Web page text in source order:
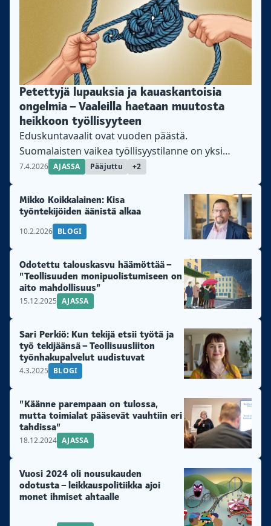
on hankalaa löytää töitä, jolloin työttömyys voi
Petettyjä lupauksia ja kauaskantoisia
ongelmia – Vaaleilla haetaan muutosta
heikkoon työllisyyteen
Eduskuntavaalit ovat vuoden päästä.
Suomalaisten vaikea työllisyystilanne on yksi
vaalien keskeisistä teemoista. Asiantuntijat ja
solmun avaamiseen. Tästä on kyse
Eduskuntavaalit järjestetään huhtikuussa 2027.
Yksi vaalien kärkiteemoista on työllisyys.
Suomessa työttömyysaste on Euroopan korkein.
Pitkäaikaistyöttömiä ja työtä vailla olevia nuoria on
ennätyksellisen paljon. Asiantuntijat tarjoavat
heikon työllisyystilanteen ratkaisuksi talouskasvua
tukevia toimia...
7.4.2026 AJASSA Pääjuttu +2
Mikko Koikkalainen: Kisa
työntekijöiden äänistä alkaa
10.2.2026 BLOGI
Odotettu talouskasvu häämöttää –
”Teollisuuden monipuolistumiseen on
aito mahdollisuus”
15.12.2025 AJASSA
Sari Perkiö: Kun tekijä etsii työtä ja
työ tekijäänsä – Teollisuusliiton
työnhakupalvelut uudistuvat
4.3.2025 BLOGI
”Käänne parempaan on tulossa,
mutta toimialat pääsevät vauhtiin eri
tahdissa”
18.12.2024 AJASSA
Vuosi 2024 oli nousukauden
odotusta – leikkauspolitiikka ajoi
monet ihmiset ahtaalle